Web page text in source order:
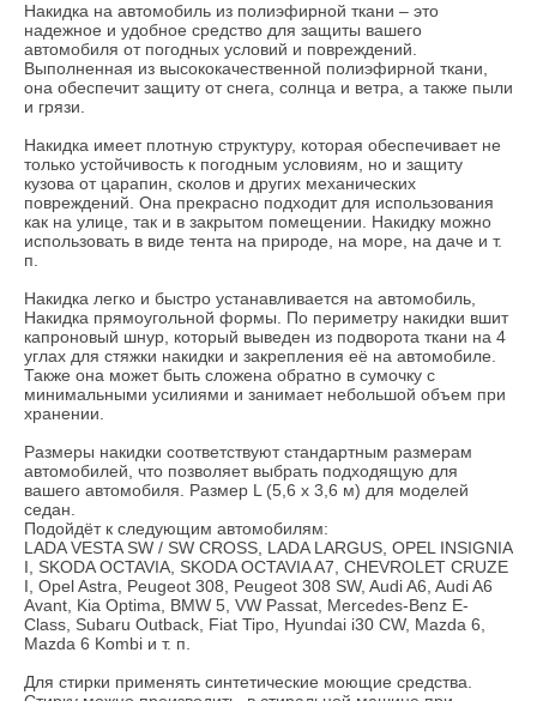
Накидка на автомобиль из полиэфирной ткани – это
надежное и удобное средство для защиты вашего
автомобиля от погодных условий и повреждений.
Выполненная из высококачественной полиэфирной ткани,
она обеспечит защиту от снега, солнца и ветра, а также пыли
и грязи.
Накидка имеет плотную структуру, которая обеспечивает не
только устойчивость к погодным условиям, но и защиту
кузова от царапин, сколов и других механических
повреждений. Она прекрасно подходит для использования
как на улице, так и в закрытом помещении. Накидку можно
использовать в виде тента на природе, на море, на даче и т.
п.
Накидка легко и быстро устанавливается на автомобиль,
Накидка прямоугольной формы. По периметру накидки вшит
капроновый шнур, который выведен из подворота ткани на 4
углах для стяжки накидки и закрепления её на автомобиле.
Также она может быть сложена обратно в сумочку с
минимальными усилиями и занимает небольшой объем при
хранении.
Размеры накидки соответствуют стандартным размерам
автомобилей, что позволяет выбрать подходящую для
вашего автомобиля. Размер L (5,6 х 3,6 м) для моделей
седан.
Подойдёт к следующим автомобилям:
LADA VESTA SW / SW CROSS, LADA LARGUS, OPEL INSIGNIA
I, SKODA OCTAVIA, SKODA OCTAVIA A7, CHEVROLET CRUZE
I, Opel Astra, Peugeot 308, Peugeot 308 SW, Audi A6, Audi A6
Avant, Kia Optima, BMW 5, VW Passat, Mercedes-Benz E-
Class, Subaru Outback, Fiat Tipo, Hyundai i30 CW, Mazda 6,
Mazda 6 Kombi и т. п.
Для стирки применять синтетические моющие средства.